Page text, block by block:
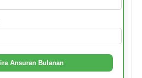
Ansuran Bulanan